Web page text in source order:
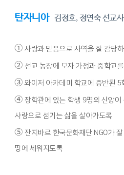
탄자니아 김정호, 정연숙 선교
① 사랑과 믿음으로 사역을 잘 감당
② 선교 농장에 모자 가정과 중학교
③ 와이저 아카데미 학교에 증반된 5
④ 장학관에 있는 학생 9명의 신앙이
사랑으로 섬기는 삶을 살아가도록
⑤ 잔지바르 한국문화재단 NGO가
땅에 세워지도록